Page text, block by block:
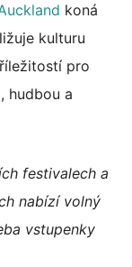
koná
kulturu
pro
hudbou a
festivalech a
nabízí volný
vstupenky